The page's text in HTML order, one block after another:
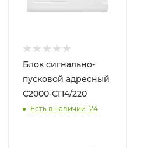
Блок сигнально-
пусковой адресный
С2000-СП4/220
Есть в наличии: 24